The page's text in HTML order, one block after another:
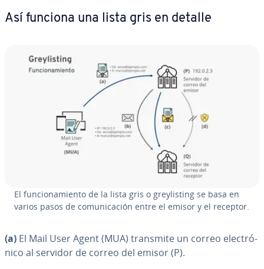
Así funciona una lista gris en detalle
El fu­n­cio­na­mie­n­to de la lista gris o gre­y­li­s­ti­ng se basa en
varios pasos de co­mu­ni­ca­ción entre el emisor y el receptor.
(a) El Mail User Agent (MUA) transmite un correo ele­c­tró­
ni­co al servidor de correo del emisor (P).